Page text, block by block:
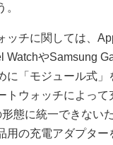
チに関しては、
WatchやSamsung
に「モジュール式」
トウォッチによって
態に統一できない
用の充電アダプター